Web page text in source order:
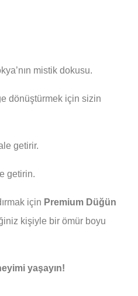
mistik dokusu.
dönüştürmek için sizin
getirir.
getirin.
için Premium Düğün
kişiyle bir ömür boyu
yaşayın!